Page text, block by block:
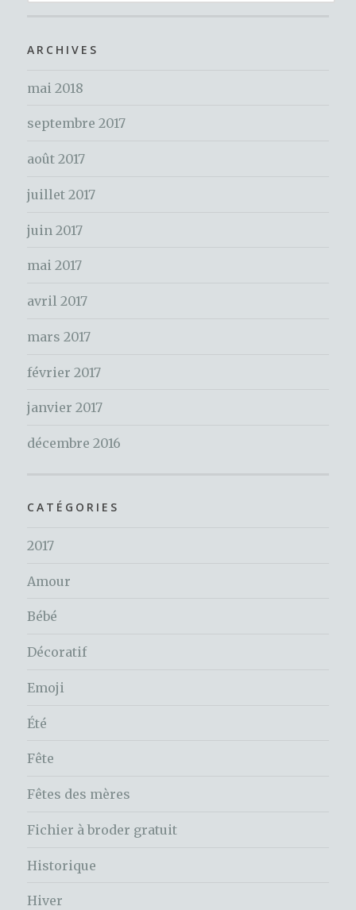
o
k
h
r
e
:
ARCHIVES
mai 2018
septembre 2017
août 2017
juillet 2017
juin 2017
mai 2017
avril 2017
mars 2017
février 2017
janvier 2017
décembre 2016
CATÉGORIES
2017
Amour
Bébé
Décoratif
Emoji
Été
Fête
Fêtes des mères
Fichier à broder gratuit
Historique
Hiver